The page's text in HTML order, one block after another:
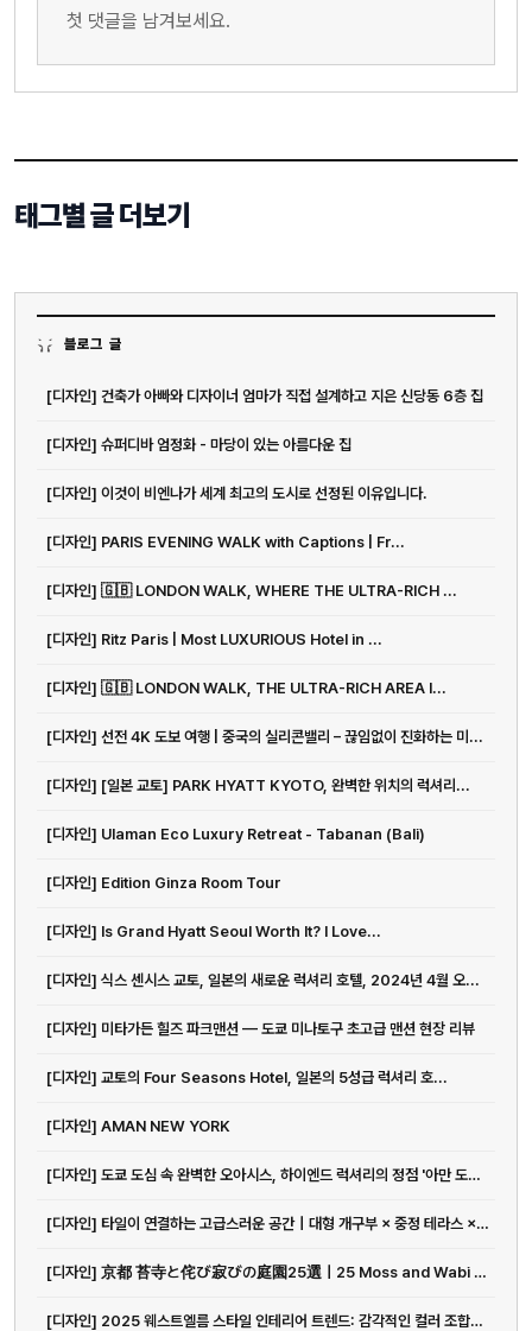
블로그 글
[디자인] 건축가 아빠와 디자이너 엄마가 직접 설계하고 지은 신당동 6층 집
[디자인] 슈퍼디바 엄정화 - 마당이 있는 아름다운 집
[디자인] 이것이 비엔나가 세계 최고의 도시로 선정된 이유입니다.
[디자인] PARIS EVENING WALK with Captions | Fr...
[디자인] 🇬🇧 LONDON WALK, WHERE THE ULTRA-RICH ...
[디자인] Ritz Paris | Most LUXURIOUS Hotel in ...
[디자인] 🇬🇧 LONDON WALK, THE ULTRA-RICH AREA I...
[디자인] 선전 4K 도보 여행 | 중국의 실리콘밸리 – 끊임없이 진화하는 미...
[디자인] [일본 교토] PARK HYATT KYOTO, 완벽한 위치의 럭셔리...
[디자인] Ulaman Eco Luxury Retreat - Tabanan (Bali)
[디자인] Edition Ginza Room Tour
[디자인] Is Grand Hyatt Seoul Worth It? I Love...
[디자인] 식스 센시스 교토, 일본의 새로운 럭셔리 호텔, 2024년 4월 오...
[디자인] 미타가든 힐즈 파크맨션 — 도쿄 미나토구 초고급 맨션 현장 리뷰
[디자인] 교토의 Four Seasons Hotel, 일본의 5성급 럭셔리 호...
[디자인] AMAN NEW YORK
[디자인] 도쿄 도심 속 완벽한 오아시스, 하이엔드 럭셔리의 정점 '아만 도쿄...
[디자인] 타일이 연결하는 고급스러운 공간｜대형 개구부 × 중정 테라스 × 빌...
[디자인] 京都 苔寺と侘び寂びの庭園25選｜25 Moss and Wabi -Sa...
[디자인] 2025 웨스트엘름 스타일 인테리어 트렌드: 감각적인 컬러 조합과 ...
첫 댓글을 남겨보세요.
태그별 글 더보기